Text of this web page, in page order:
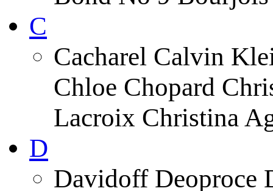
C
Cacharel Calvin
Chloe Chopard
Lacroix Christina
D
Davidoff Deoproce